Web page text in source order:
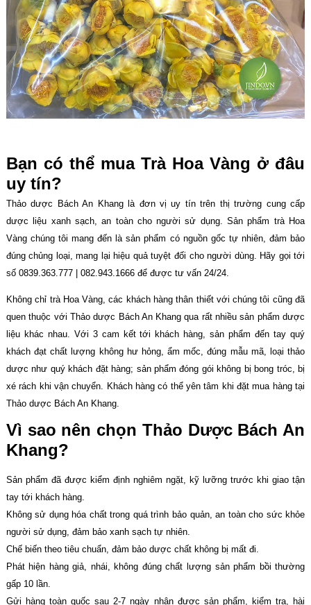
Bạn có thể mua Trà Hoa Vàng ở đâu
uy tín?
Thảo dược Bách An Khang là đơn vị uy tín trên thị trường cung cấp
dược liệu xanh sạch, an toàn cho người sử dụng. Sản phẩm trà Hoa
Vàng chúng tôi mang đến là sản phẩm có nguồn gốc tự nhiên, đảm bảo
đúng chủng loại, mang lại hiệu quả tuyệt đối cho người dùng. Hãy gọi tới
số 0839.363.777 | 082.943.1666 để được tư vấn 24/24.
Không chỉ trà Hoa Vàng, các khách hàng thân thiết với chúng tôi cũng đã
quen thuộc với Thảo dược Bách An Khang qua rất nhiều sản phẩm dược
liệu khác nhau. Với 3 cam kết tới khách hàng, sản phẩm đến tay quý
khách đạt chất lượng không hư hỏng, ẩm mốc, đúng mẫu mã, loại thảo
dược như quý khách đặt hàng; sản phẩm đóng gói không bị bong tróc, bị
xé rách khi vận chuyển. Khách hàng có thể yên tâm khi đặt mua hàng tại
Thảo dược Bách An Khang.
Vì sao nên chọn Thảo Dược Bách An
Khang?
Sản phẩm đã được kiểm định nghiêm ngặt, kỹ lưỡng trước khi giao tận
tay tới khách hàng.
Không sử dụng hóa chất trong quá trình bảo quản, an toàn cho sức khỏe
người sử dụng, đảm bảo xanh sạch tự nhiên.
Chế biến theo tiêu chuẩn, đảm bảo dược chất không bị mất đi.
Phát hiện hàng giả, nhái, không đúng chất lượng sản phẩm bồi thường
gấp 10 lần.
Gửi hàng toàn quốc sau 2-7 ngày nhận được sản phẩm, kiểm tra, hài